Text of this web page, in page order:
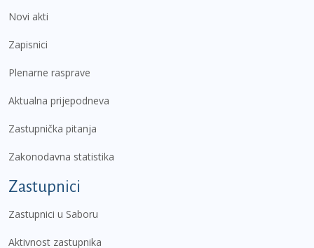
Novi akti
Zapisnici
Plenarne rasprave
Aktualna prijepodneva
Zastupnička pitanja
Zakonodavna statistika
Zastupnici
Zastupnici u Saboru
Aktivnost zastupnika